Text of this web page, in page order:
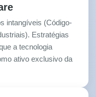
intangíveis (Código-
Estratégias
a tecnologia
ativo exclusivo da